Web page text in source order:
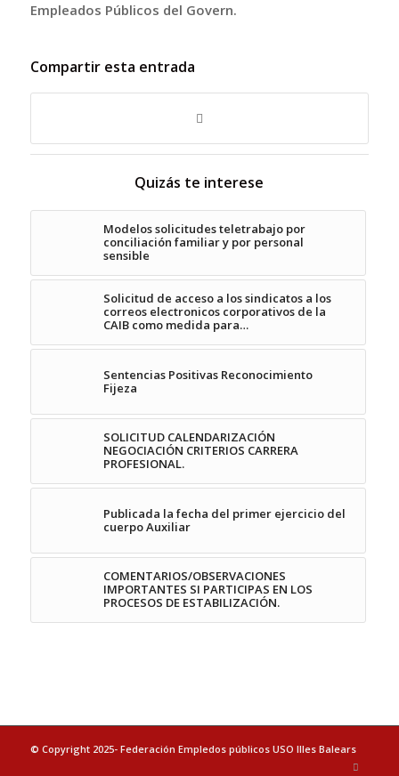
Empleados Públicos del Govern.
Compartir esta entrada
Quizás te interese
Modelos solicitudes teletrabajo por
conciliación familiar y por personal
sensible
Solicitud de acceso a los sindicatos a los
correos electronicos corporativos de la
CAIB como medida para…
Sentencias Positivas Reconocimiento
Fijeza
SOLICITUD CALENDARIZACIÓN
NEGOCIACIÓN CRITERIOS CARRERA
PROFESIONAL.
Publicada la fecha del primer ejercicio del
cuerpo Auxiliar
COMENTARIOS/OBSERVACIONES
IMPORTANTES SI PARTICIPAS EN LOS
PROCESOS DE ESTABILIZACIÓN.
© Copyright 2025- Federación Empledos públicos USO Illes Balears